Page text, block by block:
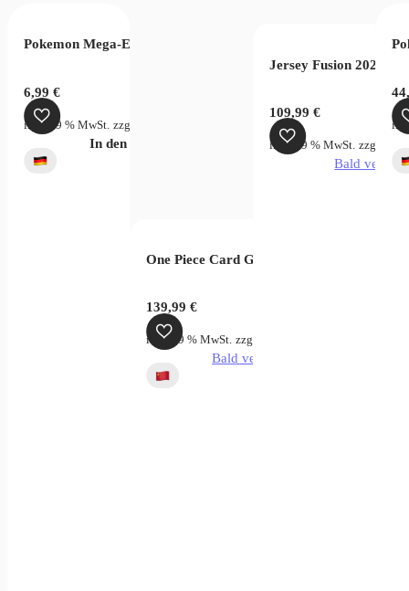
Memorial Collection EB01 (JP)
Pokemon Mega-Entwicklung Dunkelnacht Booster
6,99€
inkl. 19 % MwSt. zzgl.
In den Warenkorb
One Piece Card Game Carrying on his
139,99€
inkl. 19 % MwSt. zzgl.
Bald verfügbar
Jersey Fusion 2025
109,99 €
inkl. 19 % MwSt. zzgl.
Bald